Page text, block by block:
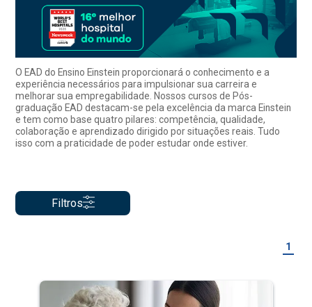
O EAD do Ensino Einstein proporcionará o conhecimento e a
experiência necessários para impulsionar sua carreira e
melhorar sua empregabilidade. Nossos cursos de Pós-
graduação EAD destacam-se pela excelência da marca Einstein
e tem como base quatro pilares: competência, qualidade,
colaboração e aprendizado dirigido por situações reais. Tudo
isso com a praticidade de poder estudar onde estiver.
Filtros
1